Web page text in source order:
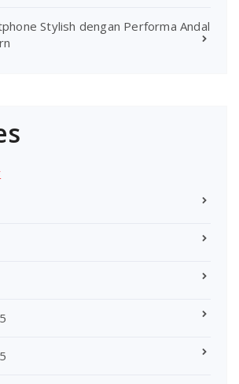
Stylish dengan Performa Andal